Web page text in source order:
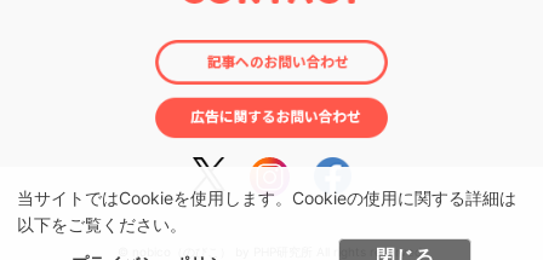
当サイトではCookieを使用します。Cookieの使用に関する詳細は
以下をご覧ください。
© nobico（のびこ） by PHP研究所 All rights reserved.